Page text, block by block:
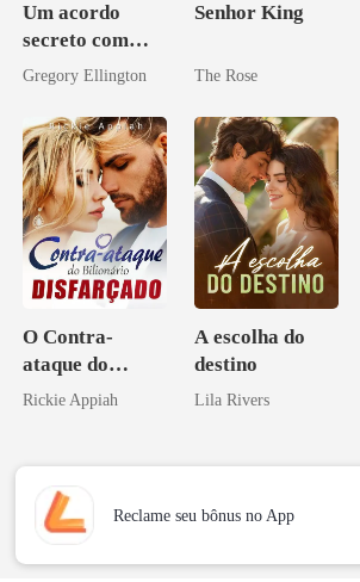
Um acordo
secreto com
meu chefe
Gregory Ellington
Senhor King
The Rose
O Contra-
ataque do
Bilionário
Rickie Appiah
A escolha do
destino
Lila Rivers
Reclame seu bônus no App